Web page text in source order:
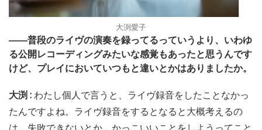
大渕愛子
――普段のライヴの演奏を録ってるっていうより、いわゆ
る公開レコーディングみたいな感覚もあったと思うんです
けど、プレイにおいていつもと違いとかはありましたか。
大渕 :わたし個人で言うと、ライヴ録音をしたことなかっ
たんですよね。ライヴ録音をするとなると大概考えるの